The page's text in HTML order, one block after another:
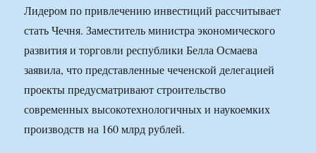
Лидером по привлечению инвестиций рассчитывает
стать Чечня. Заместитель министра экономического
развития и торговли республики Белла Осмаева
заявила, что представленные чеченской делегацией
проекты предусматривают строительство
современных высокотехнологичных и наукоемких
производств на 160 млрд рублей.